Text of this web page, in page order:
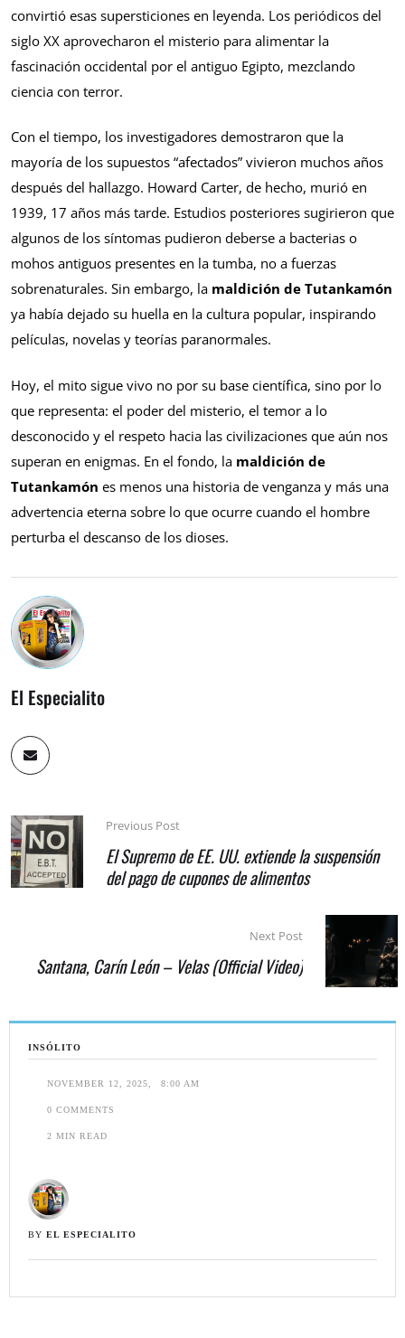
INSÓLITO
NOVEMBER 12, 2025, 8:00 AM
0 COMMENTS
2 MIN READ
BY EL ESPECIALITO
convirtió esas supersticiones en leyenda. Los periódicos del
siglo XX aprovecharon el misterio para alimentar la
fascinación occidental por el antiguo Egipto, mezclando
ciencia con terror.
Con el tiempo, los investigadores demostraron que la
mayoría de los supuestos “afectados” vivieron muchos años
después del hallazgo. Howard Carter, de hecho, murió en
1939, 17 años más tarde. Estudios posteriores sugirieron que
algunos de los síntomas pudieron deberse a bacterias o
mohos antiguos presentes en la tumba, no a fuerzas
sobrenaturales. Sin embargo, la maldición de Tutankamón
ya había dejado su huella en la cultura popular, inspirando
películas, novelas y teorías paranormales.
Hoy, el mito sigue vivo no por su base científica, sino por lo
que representa: el poder del misterio, el temor a lo
desconocido y el respeto hacia las civilizaciones que aún nos
superan en enigmas. En el fondo, la maldición de
Tutankamón es menos una historia de venganza y más una
advertencia eterna sobre lo que ocurre cuando el hombre
perturba el descanso de los dioses.
El Especialito
Previous Post
El Supremo de EE. UU. extiende la suspensión
del pago de cupones de alimentos
Next Post
Santana, Carín León – Velas (Official Video)